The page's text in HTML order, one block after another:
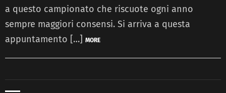
a questo campionato che riscuote ogni anno
sempre maggiori consensi. Si arriva a questa
appuntamento […] MORE